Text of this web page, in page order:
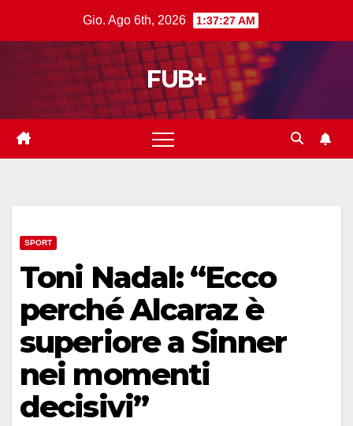
contenuto
Gio. Ago 6th, 2026 1:37:28 AM
FUB+
SPORT
Toni Nadal: “Ecco
perché Alcaraz è
superiore a Sinner
nei momenti
decisivi”